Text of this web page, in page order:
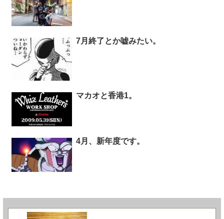
7月終了とか嘘みたい。
マカオと香港1。
4月、新年度です。